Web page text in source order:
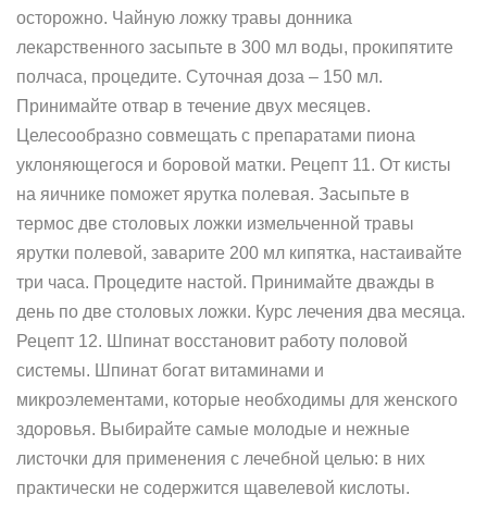
осторожно. Чайную ложку травы донника
лекарственного засыпьте в 300 мл воды, прокипятите
полчаса, процедите. Суточная доза – 150 мл.
Принимайте отвар в течение двух месяцев.
Целесообразно совмещать с препаратами пиона
уклоняющегося и боровой матки. Рецепт 11. От кисты
на яичнике поможет ярутка полевая. Засыпьте в
термос две столовых ложки измельченной травы
ярутки полевой, заварите 200 мл кипятка, настаивайте
три часа. Процедите настой. Принимайте дважды в
день по две столовых ложки. Курс лечения два месяца.
Рецепт 12. Шпинат восстановит работу половой
системы. Шпинат богат витаминами и
микроэлементами, которые необходимы для женского
здоровья. Выбирайте самые молодые и нежные
листочки для применения с лечебной целью: в них
практически не содержится щавелевой кислоты.